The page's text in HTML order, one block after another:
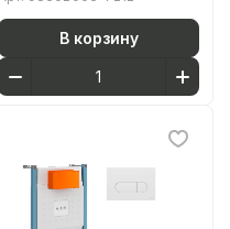
безободковый цвет
глянцевый хром
В корзину